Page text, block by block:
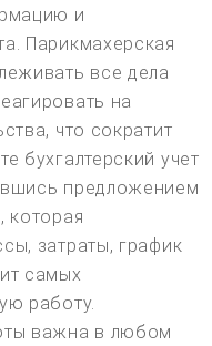
и
Парикмахерская
все дела
на
что сократит
бухгалтерский учет
предложением
которая
затраты, график
самых
работу.
важна в любом